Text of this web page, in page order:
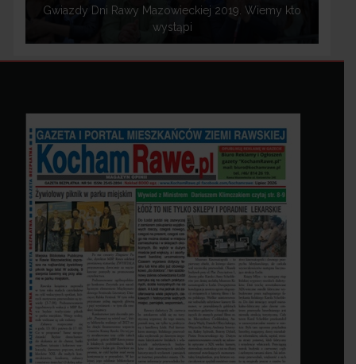
Gwiazdy Dni Rawy Mazowieckiej 2019. Wiemy kto
wystąpi